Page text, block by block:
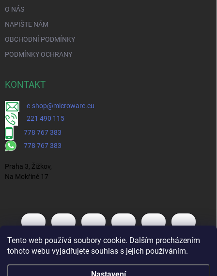
Tento web používá soubory cookie. Dalším procházením
tohoto webu vyjadřujete souhlas s jejich používáním.
O NÁS
NAPIŠTE NÁM
OBCHODNÍ PODMÍNKY
PODMÍNKY OCHRANY
KONTAKT
e-shop@microware.eu
221 490 115
778 767 383
778 767 383
Praha 3, Žižkov,
Na Mokřině 17